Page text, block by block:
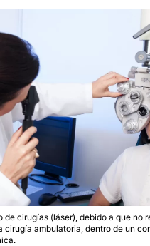
de cirugías (láser), debido a que no
cirugía ambulatoria, dentro de un